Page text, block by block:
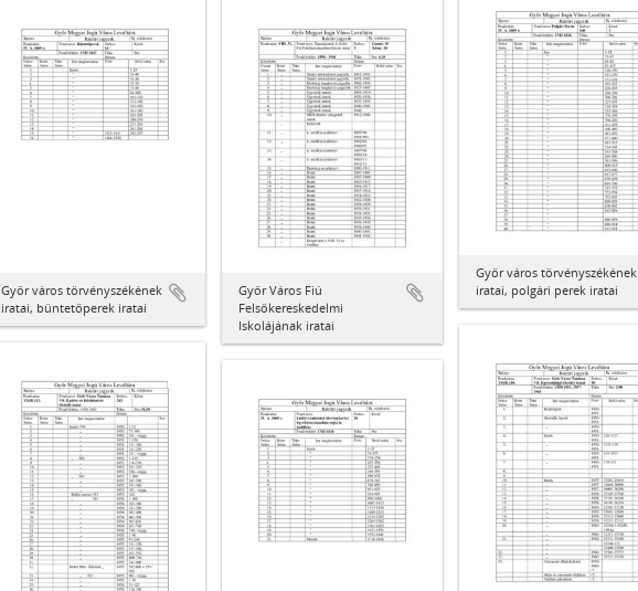
Győr város törvényszékének
iratai, polgári perek iratai
Győr város törvényszékének
iratai, büntetőperek iratai
Győr Város Fiú
Felsőkereskedelmi
Iskolájának iratai